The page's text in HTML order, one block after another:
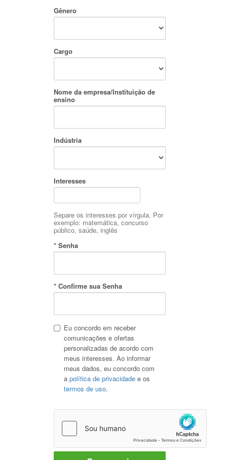
Gênero
Cargo
Nome da empresa/Instituição de
ensino
Indústria
Interesses
Separe os interesses por vírgula. Por
exemplo: matemática, concurso
público, saúde, inglês
* Senha
* Confirme sua Senha
Eu concordo em receber
comunicações e ofertas
personalizadas de acordo com
meus interesses. Ao informar
meus dados, eu concordo com
a política de privacidadee os
termos de uso.